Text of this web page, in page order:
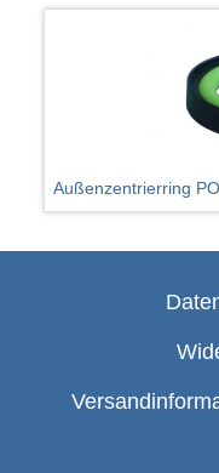
Außenzentrierring